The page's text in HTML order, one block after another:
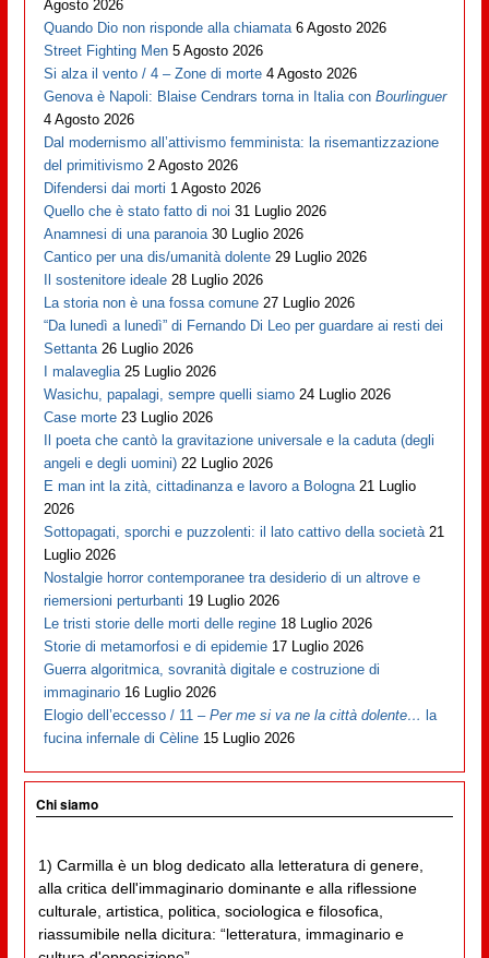
Agosto 2026
Quando Dio non risponde alla chiamata 6 Agosto 2026
Street Fighting Men 5 Agosto 2026
Si alza il vento / 4 – Zone di morte 4 Agosto 2026
Genova è Napoli: Blaise Cendrars torna in Italia conBourlinguer
4 Agosto 2026
Dal modernismo all’attivismo femminista: la risemantizzazione
del primitivismo 2 Agosto 2026
Difendersi dai morti 1 Agosto 2026
Quello che è stato fatto di noi 31 Luglio 2026
Anamnesi di una paranoia 30 Luglio 2026
Cantico per una dis/umanità dolente 29 Luglio 2026
Il sostenitore ideale 28 Luglio 2026
La storia non è una fossa comune 27 Luglio 2026
“Da lunedì a lunedì” di Fernando Di Leo per guardare ai resti dei
Settanta 26 Luglio 2026
I malaveglia 25 Luglio 2026
Wasichu, papalagi, sempre quelli siamo 24 Luglio 2026
Case morte 23 Luglio 2026
Il poeta che cantò la gravitazione universale e la caduta (degli
angeli e degli uomini) 22 Luglio 2026
E man int la zità, cittadinanza e lavoro a Bologna 21 Luglio
2026
Sottopagati, sporchi e puzzolenti: il lato cattivo della società 21
Luglio 2026
Nostalgie horror contemporanee tra desiderio di un altrove e
riemersioni perturbanti 19 Luglio 2026
Le tristi storie delle morti delle regine 18 Luglio 2026
Storie di metamorfosi e di epidemie 17 Luglio 2026
Guerra algoritmica, sovranità digitale e costruzione di
immaginario 16 Luglio 2026
Elogio dell’eccesso / 11 –Per me si va ne la città dolente… la
fucina infernale di Cèline 15 Luglio 2026
Chi siamo
1) Carmilla è un blog dedicato alla letteratura di genere,
alla critica dell'immaginario dominante e alla riflessione
culturale, artistica, politica, sociologica e filosofica,
riassumibile nella dicitura: “letteratura, immaginario e